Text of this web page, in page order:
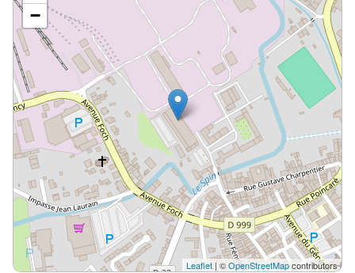
−
Leaflet| ©OpenStreetMapcontributors